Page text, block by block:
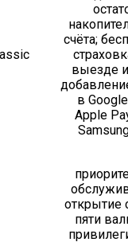
счёта;
выезде
в
Apple
открытие
пяти